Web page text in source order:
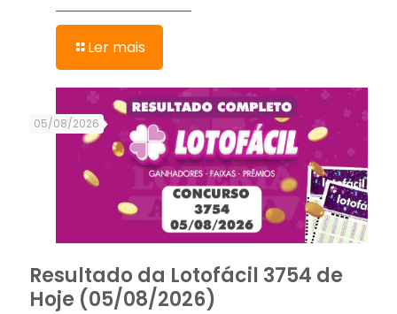
Ler mais
05/08/2026
Resultado da Lotofácil 3754 de
Hoje (05/08/2026)